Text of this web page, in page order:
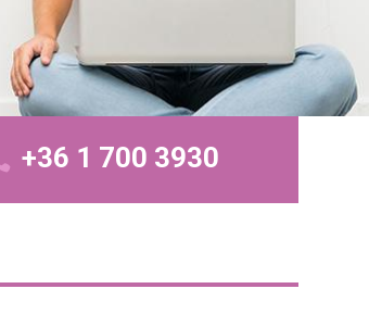
+36 1 700 3930